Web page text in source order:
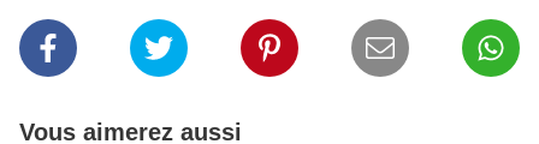
Vous aimerez aussi